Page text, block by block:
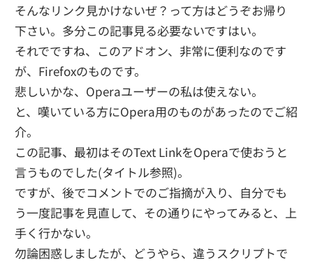
そんなリンク見かけないぜ？って方はどうぞお帰り
下さい。多分この記事見る必要ないですはい。
それでですね、このアドオン、非常に便利なのです
が、Firefoxのものです。
悲しいかな、Operaユーザーの私は使えない。
と、嘆いている方にOpera用のものがあったのでご紹
介。
この記事、最初はそのText LinkをOperaで使おうと
言うものでした(タイトル参照)。
ですが、後でコメントでのご指摘が入り、自分でも
う一度記事を見直して、その通りにやってみると、上
手く行かない。
勿論困惑しましたが、どうやら、違うスクリプトで